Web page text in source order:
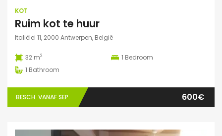
KOT
Ruim kot te huur
Italiëlei 11, 2000 Antwerpen, België
32 m2 1 Bedroom
1 Bathroom
BESCH. VANAF SEP. 600€